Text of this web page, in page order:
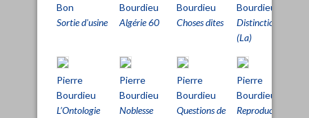
Bon
Sortie d'usine
Bourdieu
Algérie 60
Bourdieu
Choses dites
Bourdieu
Distinction
(La)
Pierre
Bourdieu
L’Ontologie
Pierre
Bourdieu
Noblesse
Pierre
Bourdieu
Questions de
Pierre
Bourdieu
Reproduction